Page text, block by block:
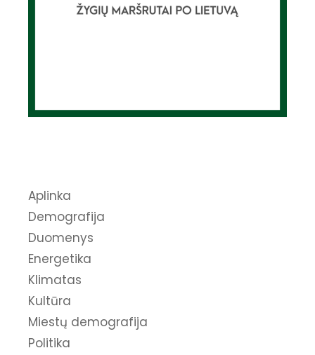
Aplinka
Demografija
Duomenys
Energetika
Klimatas
Kultūra
Miestų demografija
Politika